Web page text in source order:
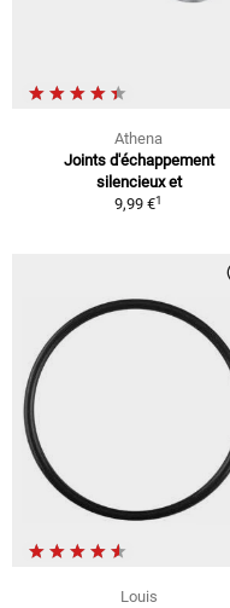
Athena
Joints d'échappement
silencieux et
9,99 €1
Louis